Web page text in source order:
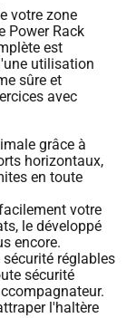
votre zone
Power Rack
est
utilisation
sûre et
avec
grâce à
horizontaux,
en toute
votre
le développé
encore.
sécurité réglables
sécurité
l'haltère